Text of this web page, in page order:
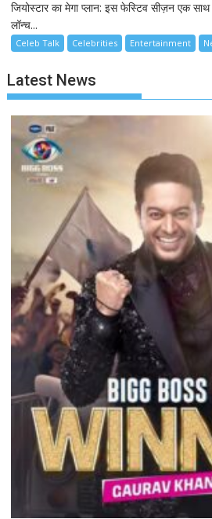
जियोस्टार का मेगा प्लान: इस फेस्टिव सीज़न एक
लॉन्च...
Celeb Talk Celebrities Entertainment
Latest News